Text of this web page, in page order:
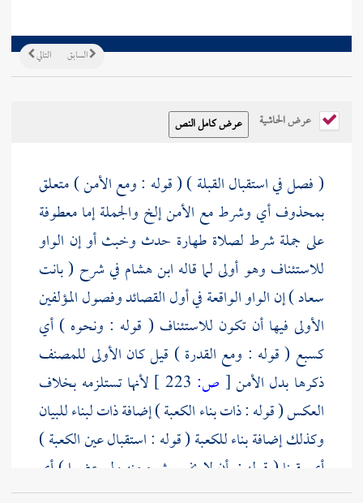
التالي السابق
عرض الحاشية
( فصل في استقبال القبلة ) ( قوله : ومع الأمن ) متعلق
بمحذوف أي وشرط مع الأمن إلخ والجملة إما معطوفة
على جملة شرط لصلاة طهارة حدث وخبث أو إن الواو
للاستئناف وهو أولى لما قاله ابن هشام في شرح ( بانت
سعاد ) إن الواو الواقعة في أول القصائد وفصول المؤلفين
الأولى فيها أن تكون للاستئناف ( قوله : ونحوه ) أي
كسبع ( قوله : ومع القدرة ) قيل كان الأولى للمصنف
ذكرها بدل الأمن[ ص:
لأنها تستلزمه بخلاف
العكس ( قوله : ذات بناءالكعبة) إضافة ذات لبناء للبيان
وكذلك إضافة بناءللكعبة( قوله : استقبال عينالكعبة)
أي يقينا ( قوله : بأن لا يخرج شيء منه ولو عضوا ) أي